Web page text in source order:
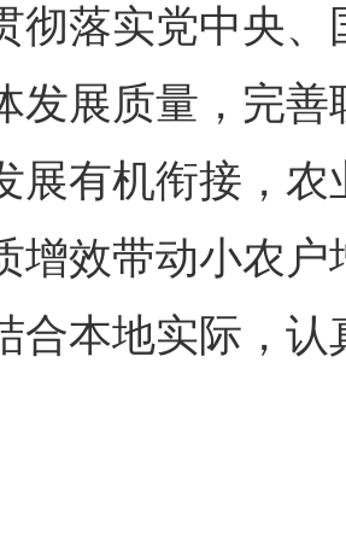
落实党中央、
发展质量，完
展有机衔接，
增效带动小农
合本地实际，认